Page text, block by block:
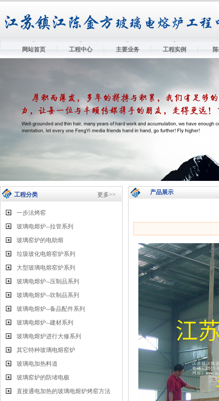
网站首页 工程中心 主要业务 工程实例
工程分类 更多>>
一步法烤窑
玻璃电熔炉--拉管系列
玻璃窑炉的电助熔
垃圾玻化电熔窑炉系列
大型玻璃电熔窑炉系列
玻璃电熔炉--压制品系列
玻璃电熔炉--吹制品系列
玻璃电熔炉--备品配件系列
玻璃电熔炉--建材系列
玻璃电熔炉进行大修系列
其它特种玻璃电熔窑炉
玻璃电加热料道
玻璃窑炉的防堵电极
直接通电加热的玻璃电熔炉烤窑方法
产品展示